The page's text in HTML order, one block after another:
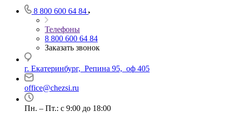
8 800 600 64 84
Телефоны
8 800 600 64 84
Заказать звонок
г. Екатеринбург, Репина 95, оф 405
office@chezsi.ru
Пн. – Пт.: с 9:00 до 18:00